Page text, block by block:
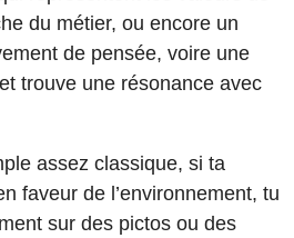
du métier, ou encore un
de pensée, voire une
trouve une résonance avec
assez classique, si ta
faveur de l’environnement, tu
sur des pictos ou des